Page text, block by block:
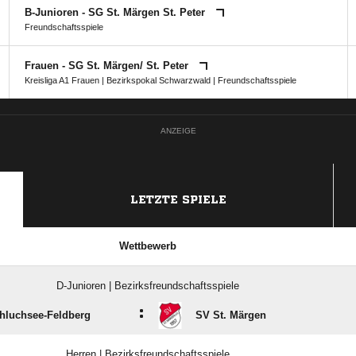
B-Junioren - SG St. Märgen St. Peter
Freundschaftsspiele
Frauen - SG St. Märgen/​ St. Peter
Kreisliga A1 Frauen| Bezirkspokal Schwarzwald| Freundschaftsspiele
ANZEIGE
LETZTE SPIELE
Wettbewerb
D-Junioren | Bezirksfreundschaftsspiele
Feldberg : SV St. Märgen